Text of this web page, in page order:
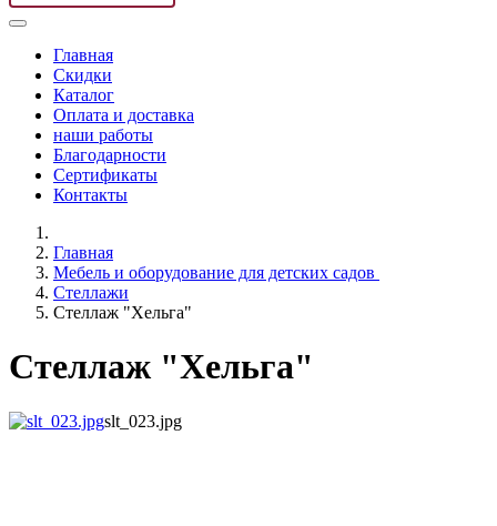
Главная
Скидки
Каталог
Оплата и доставка
наши работы
Благодарности
Сертификаты
Контакты
Главная
Мебель и оборудование для детских садов
Стеллажи
Стеллаж "Хельга"
Стеллаж "Хельга"
slt_023.jpg